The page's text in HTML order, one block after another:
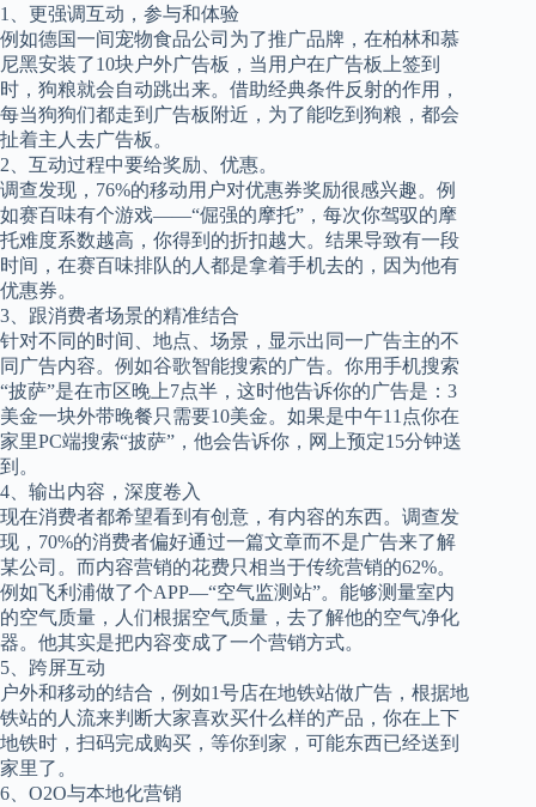
1、更强调互动，参与和体验
例如德国一间宠物食品公司为了推广品牌，在柏林和慕
尼黑安装了10块户外广告板，当用户在广告板上签到
时，狗粮就会自动跳出来。借助经典条件反射的作用，
每当狗狗们都走到广告板附近，为了能吃到狗粮，都会
扯着主人去广告板。
2、互动过程中要给奖励、优惠。
调查发现，76%的移动用户对优惠券奖励很感兴趣。例
如赛百味有个游戏——“倔强的摩托”，每次你驾驭的摩
托难度系数越高，你得到的折扣越大。结果导致有一段
时间，在赛百味排队的人都是拿着手机去的，因为他有
优惠券。
3、跟消费者场景的精准结合
针对不同的时间、地点、场景，显示出同一广告主的不
同广告内容。例如谷歌智能搜索的广告。你用手机搜索
“披萨”是在市区晚上7点半，这时他告诉你的广告是：3
美金一块外带晚餐只需要10美金。如果是中午11点你在
家里PC端搜索“披萨”，他会告诉你，网上预定15分钟送
到。
4、输出内容，深度卷入
现在消费者都希望看到有创意，有内容的东西。调查发
现，70%的消费者偏好通过一篇文章而不是广告来了解
某公司。而内容营销的花费只相当于传统营销的62%。
例如飞利浦做了个APP—“空气监测站”。能够测量室内
的空气质量，人们根据空气质量，去了解他的空气净化
器。他其实是把内容变成了一个营销方式。
5、跨屏互动
户外和移动的结合，例如1号店在地铁站做广告，根据地
铁站的人流来判断大家喜欢买什么样的产品，你在上下
地铁时，扫码完成购买，等你到家，可能东西已经送到
家里了。
6、O2O与本地化营销